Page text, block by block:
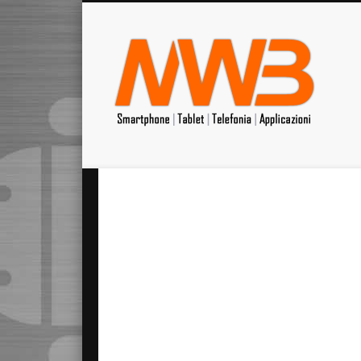
Siete appassionati di telefonia? I migliori Video,